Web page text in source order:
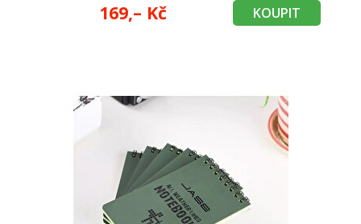
169,– Kč KOUPIT